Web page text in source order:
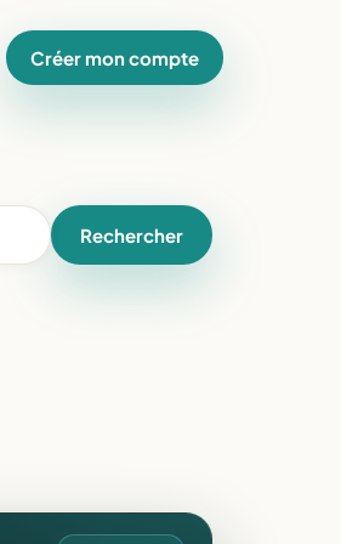
Créer mon compte
Rechercher